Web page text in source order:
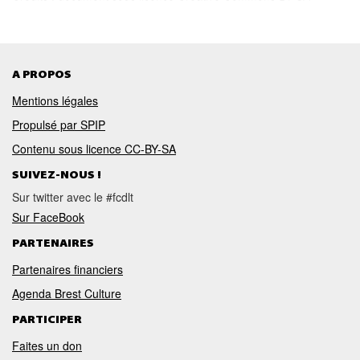
A PROPOS
Mentions légales
Propulsé par SPIP
Contenu sous licence CC-BY-SA
SUIVEZ-NOUS !
Sur twitter avec le #fcdlt
Sur FaceBook
PARTENAIRES
Partenaires financiers
Agenda Brest Culture
PARTICIPER
Faites un don